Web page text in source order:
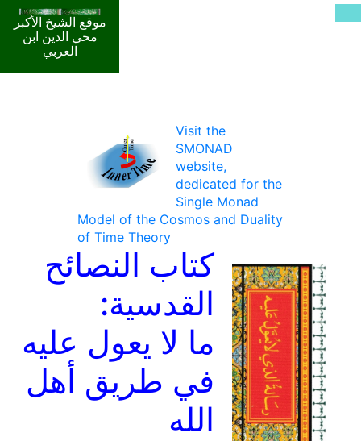
موقع الشيخ الأكبر
محي الدين ابن
العربي
Visit the
SMONAD
website,
dedicated for the
Single Monad
Model of the Cosmos and Duality
of Time Theory
كتاب النصائح
القدسية:
ما لا يعول عليه
في طريق أهل
الله